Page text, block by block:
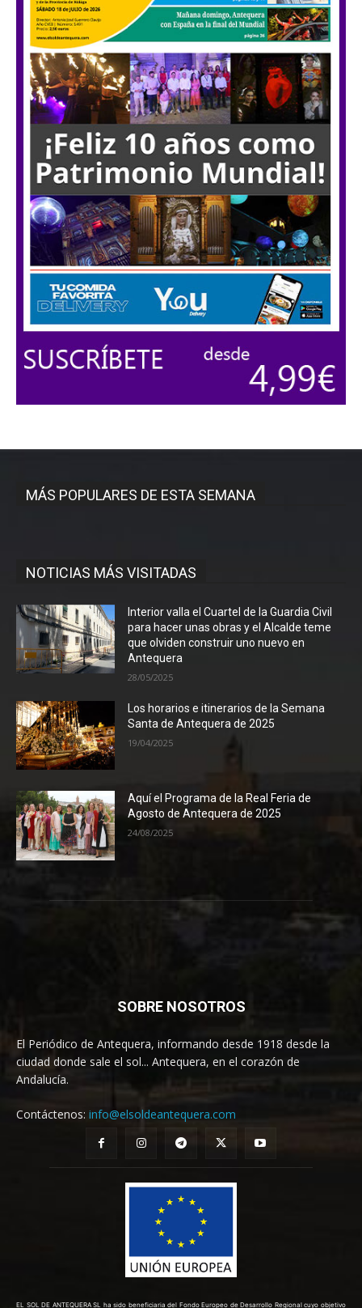
MÁS POPULARES DE ESTA SEMANA
NOTICIAS MÁS VISITADAS
Interior valla el Cuartel de la Guardia Civil
para hacer unas obras y el Alcalde teme
que olviden construir uno nuevo en
Antequera
28/05/2025
Los horarios e itinerarios de la Semana
Santa de Antequera de 2025
19/04/2025
Aquí el Programa de la Real Feria de
Agosto de Antequera de 2025
24/08/2025
SOBRE NOSOTROS
El Periódico de Antequera, informando desde 1918 desde la
ciudad donde sale el sol... Antequera, en el corazón de
Andalucía.
Contáctenos: info@elsoldeantequera.com
EL SOL DE ANTEQUERA SL ha sido beneficiaria del Fondo Europeo de Desarrollo Regional cuyo objetivo